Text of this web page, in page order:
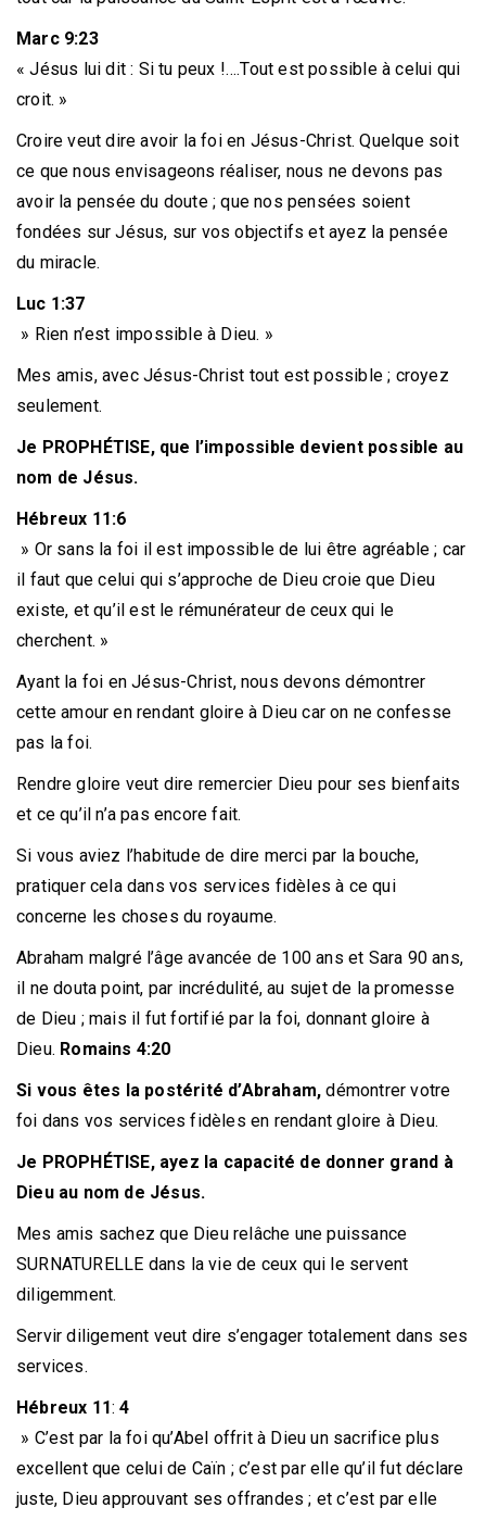
Marc 9:23
« Jésus lui dit : Si tu peux !….Tout est possible à celui qui
croit. »
Croire veut dire avoir la foi en Jésus-Christ. Quelque soit
ce que nous envisageons réaliser, nous ne devons pas
avoir la pensée du doute ; que nos pensées soient
fondées sur Jésus, sur vos objectifs et ayez la pensée
du miracle.
Luc 1:37
» Rien n’est impossible à Dieu. »
Mes amis, avec Jésus-Christ tout est possible ; croyez
seulement.
Je PROPHÉTISE, que l’impossible devient possible au
nom de Jésus.
Hébreux 11:6
» Or sans la foi il est impossible de lui être agréable ; car
il faut que celui qui s’approche de Dieu croie que Dieu
existe, et qu’il est le rémunérateur de ceux qui le
cherchent. »
Ayant la foi en Jésus-Christ, nous devons démontrer
cette amour en rendant gloire à Dieu car on ne confesse
pas la foi.
Rendre gloire veut dire remercier Dieu pour ses bienfaits
et ce qu’il n’a pas encore fait.
Si vous aviez l’habitude de dire merci par la bouche,
pratiquer cela dans vos services fidèles à ce qui
concerne les choses du royaume.
Abraham malgré l’âge avancée de 100 ans et Sara 90 ans,
il ne douta point, par incrédulité, au sujet de la promesse
de Dieu ; mais il fut fortifié par la foi, donnant gloire à
Dieu. Romains 4:20
Si vous êtes la postérité d’Abraham, démontrer votre
foi dans vos services fidèles en rendant gloire à Dieu.
Je PROPHÉTISE, ayez la capacité de donner grand à
Dieu au nom de Jésus.
Mes amis sachez que Dieu relâche une puissance
SURNATURELLE dans la vie de ceux qui le servent
diligemment.
Servir diligement veut dire s’engager totalement dans ses
services.
Hébreux 11:4
» C’est par la foi qu’Abel offrit à Dieu un sacrifice plus
excellent que celui de Caïn ; c’est par elle qu’il fut déclare
juste, Dieu approuvant ses offrandes ; et c’est par elle